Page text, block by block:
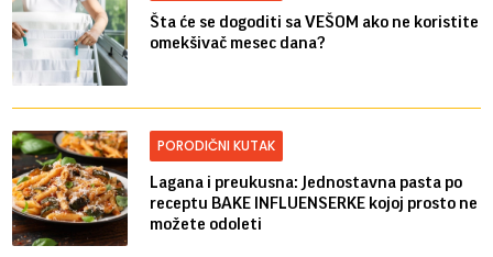
Šta će se dogoditi sa VEŠOM ako ne koristite
omekšivač mesec dana?
PORODIČNI KUTAK
Lagana i preukusna: Jednostavna pasta po
receptu BAKE INFLUENSERKE kojoj prosto ne
možete odoleti